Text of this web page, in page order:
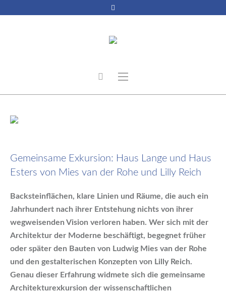
6. März 2026
Gemeinsame Exkursion: Haus Lange und Haus
Esters von Mies van der Rohe und Lilly Reich
Backsteinflächen, klare Linien und Räume, die auch ein
Jahrhundert nach ihrer Entstehung nichts von ihrer
wegweisenden Vision verloren haben. Wer sich mit der
Architektur der Moderne beschäftigt, begegnet früher
oder später den Bauten von Ludwig Mies van der Rohe
und den gestalterischen Konzepten von Lilly Reich.
Genau dieser Erfahrung widmete sich die gemeinsame
Architekturexkursion der wissenschaftlichen